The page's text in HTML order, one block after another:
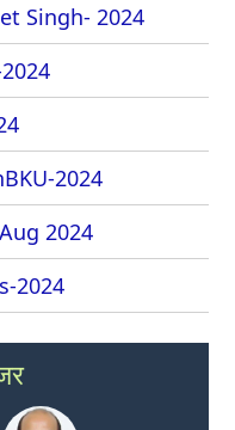
Singh- 2024
2024
2024
2024